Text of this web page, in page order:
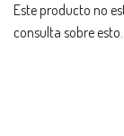
Este producto no
consulta sobre esto.